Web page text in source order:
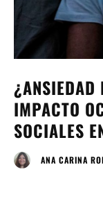
¿ANSIEDAD
IMPACTO
SOCIALES
ANA CARINA